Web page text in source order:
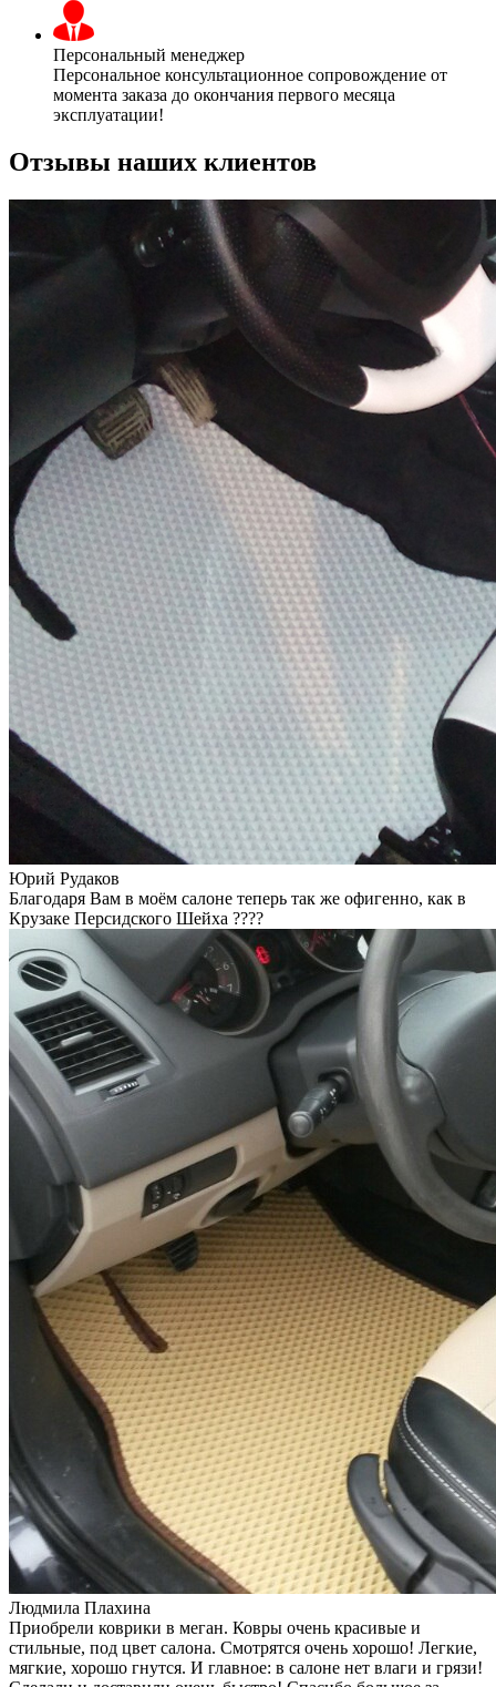
Персональный менеджер
Персональное консультационное сопровождение от
момента заказа до окончания первого месяца
эксплуатации!
Отзывы наших клиентов
Юрий Рудаков
Благодаря Вам в моём салоне теперь так же офигенно, как в
Крузаке Персидского Шейха ????
Людмила Плахина
Приобрели коврики в меган. Ковры очень красивые и
стильные, под цвет салона. Смотрятся очень хорошо! Легкие,
мягкие, хорошо гнутся. И главное: в салоне нет влаги и грязи!